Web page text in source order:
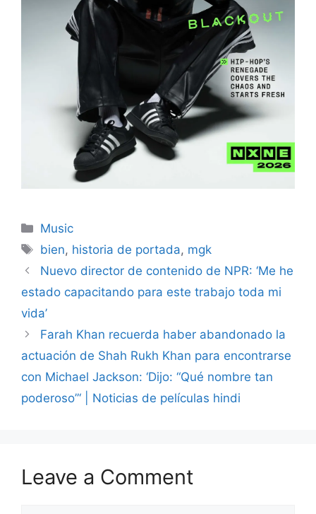
Categories
Music
Tags
bien, historia de portada, mgk
Nuevo director de contenido de NPR: ‘Me he
estado capacitando para este trabajo toda mi
vida’
Farah Khan recuerda haber abandonado la
actuación de Shah Rukh Khan para encontrarse
con Michael Jackson: ‘Dijo: “Qué nombre tan
poderoso”‘ | Noticias de películas hindi
Leave a Comment